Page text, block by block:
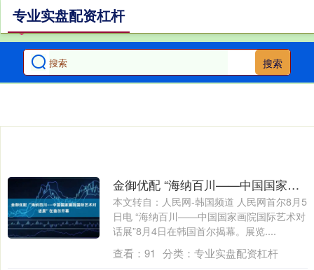
搜索
专业实盘配资杠杆
金御优配 “海纳百川——中国国家画院国际艺术对话展”在首尔开幕
本文转自：人民网-韩国频道 人民网首尔8月5
日电 “海纳百川——中国国家画院国际艺术对
话展”8月4日在韩国首尔揭幕。展览....
查看： 91 分类： 专业实盘配资杠杆